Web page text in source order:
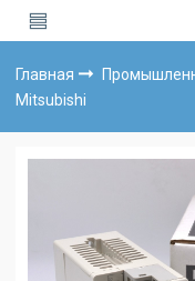
Главная
Mitsubishi